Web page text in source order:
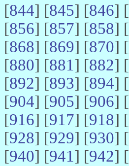
[844] [845] [846] [
[856] [857] [858] [
[868] [869] [870] [
[880] [881] [882] [
[892] [893] [894] [
[904] [905] [906] [
[916] [917] [918] [
[928] [929] [930] [
[940] [941] [942] [